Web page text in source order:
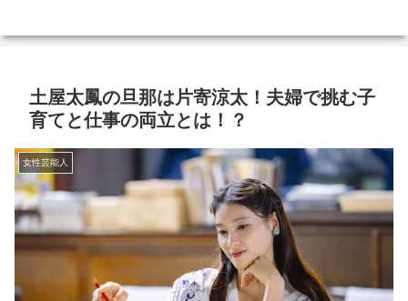
土屋太鳳の旦那は片寄涼太！夫婦で挑む子
育てと仕事の両立とは！？
女性芸能人